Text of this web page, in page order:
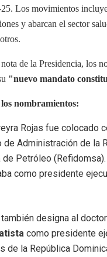
Los movimientos
y abarcan el sector
de la Presidencia, los
"nuevo mandato
nombramientos:
Rojas fue colocado
de Administración de la
de Petróleo
como presidente
también designa al doctor
como presidente
de la República